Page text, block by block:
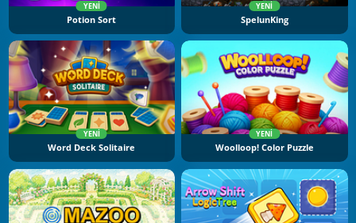
YENI
Potion Sort
YENI
SpelunKing
YENI
Word Deck Solitaire
YENI
Woolloop! Color Puzzle